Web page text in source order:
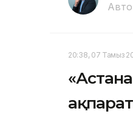
20:38, 07 Тамыз